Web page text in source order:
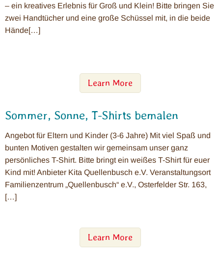
– ein kreatives Erlebnis für Groß und Klein! Bitte bringen Sie
zwei Handtücher und eine große Schüssel mit, in die beide
Hände[…]
Learn More
Sommer, Sonne, T-Shirts bemalen
Angebot für Eltern und Kinder (3-6 Jahre) Mit viel Spaß und
bunten Motiven gestalten wir gemeinsam unser ganz
persönliches T-Shirt. Bitte bringt ein weißes T-Shirt für euer
Kind mit! Anbieter Kita Quellenbusch e.V. Veranstaltungsort
Familienzentrum „Quellenbusch“ e.V., Osterfelder Str. 163,
[…]
Learn More